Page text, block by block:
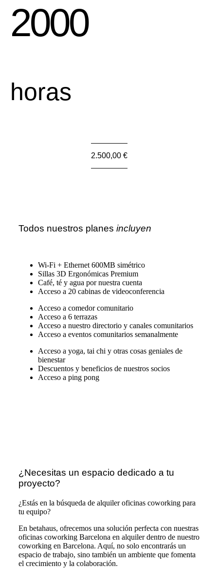
2000
horas
2.500,00 €
Todos nuestros planes incluyen
Wi-Fi + Ethernet 600MB simétrico
Sillas 3D Ergonómicas Premium
Café, té y agua por nuestra cuenta
Acceso a 20 cabinas de videoconferencia
Acceso a comedor comunitario
Acceso a 6 terrazas
Acceso a nuestro directorio y canales comunitarios
Acceso a eventos comunitarios semanalmente
Acceso a yoga, tai chi y otras cosas geniales de
bienestar
Descuentos y beneficios de nuestros socios
Acceso a ping pong
¿Necesitas un espacio dedicado a tu
proyecto?
¿Estás en la búsqueda de alquiler oficinas coworking para
tu equipo?
En betahaus, ofrecemos una solución perfecta con nuestras
oficinas coworking Barcelona en alquiler dentro de nuestro
coworking en Barcelona. Aquí, no solo encontrarás un
espacio de trabajo, sino también un ambiente que fomenta
el crecimiento y la colaboración.